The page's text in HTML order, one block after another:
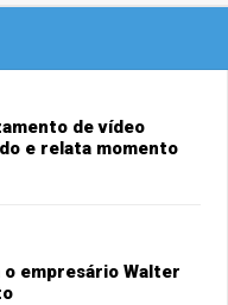
de vídeo
e relata momento
empresário Walter